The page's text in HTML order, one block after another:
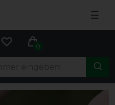
☰
0